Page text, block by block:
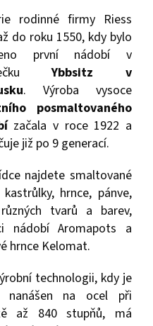
rodinné firmy Riess
do roku 1550, kdy bylo
první nádobí v
Ybbsitz v
. Výroba vysoce
posmaltovaného
začala v roce 1922 a
již po 9 generací.
najdete smaltované
kastrůlky, hrnce, pánve,
tvarů a barev,
nádobí Aromapots a
hrnce Kelomat.
technologii, kdy je
nanášen na ocel při
až 840 stupňů, má